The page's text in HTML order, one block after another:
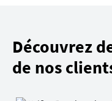
Découvrez
de nos